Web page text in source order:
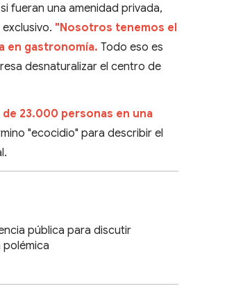
fueran una amenidad privada,
"Nosotros tenemos el
en gastronomía. Todo eso es
desnaturalizar el centro de
23.000 personas en una
"ecocidio" para describir el
pública para discutir